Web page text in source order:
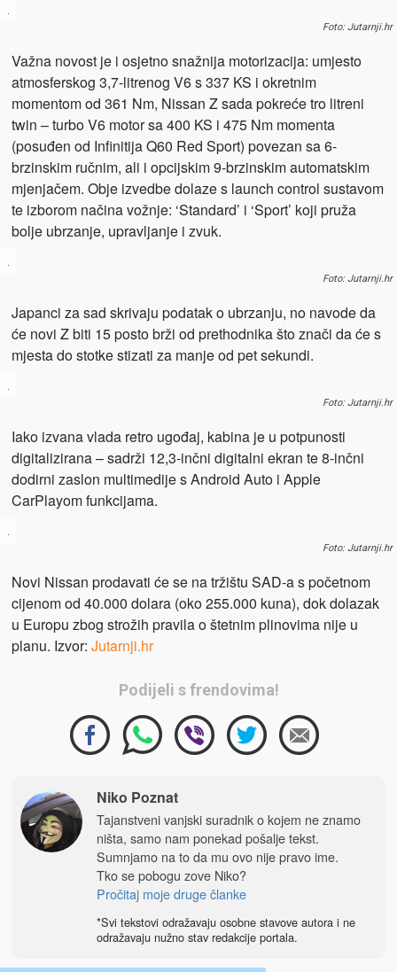
.
Foto: Jutarnji.hr
Važna novost je i osjetno snažnija motorizacija: umjesto
atmosferskog 3,7-litrenog V6 s 337 KS i okretnim
momentom od 361 Nm, Nissan Z sada pokreće tro litreni
twin – turbo V6 motor sa 400 KS i 475 Nm momenta
(posuđen od Infinitija Q60 Red Sport) povezan sa 6-
brzinskim ručnim, ali i opcijskim 9-brzinskim automatskim
mjenjačem. Obje izvedbe dolaze s launch control sustavom
te izborom načina vožnje: ‘Standard’ i ‘Sport’ koji pruža
bolje ubrzanje, upravljanje i zvuk.
.
Foto: Jutarnji.hr
Japanci za sad skrivaju podatak o ubrzanju, no navode da
će novi Z biti 15 posto brži od prethodnika što znači da će s
mjesta do stotke stizati za manje od pet sekundi.
.
Foto: Jutarnji.hr
Iako izvana vlada retro ugođaj, kabina je u potpunosti
digitalizirana – sadrži 12,3-inčni digitalni ekran te 8-inčni
dodirni zaslon multimedije s Android Auto i Apple
CarPlayom funkcijama.
.
Foto: Jutarnji.hr
Novi Nissan prodavati će se na tržištu SAD-a s početnom
cijenom od 40.000 dolara (oko 255.000 kuna), dok dolazak
u Europu zbog strožih pravila o štetnim plinovima nije u
planu. Izvor: Jutarnji.hr
Podijeli s frendovima!
Niko Poznat
Tajanstveni vanjski suradnik o kojem ne znamo
ništa, samo nam ponekad pošalje tekst.
Sumnjamo na to da mu ovo nije pravo ime.
Tko se pobogu zove Niko?
Pročitaj moje druge članke
*Svi tekstovi odražavaju osobne stavove autora i ne
odražavaju nužno stav redakcije portala.